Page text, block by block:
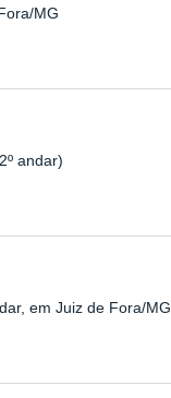
MG
andar)
em Juiz de Fora/MG.